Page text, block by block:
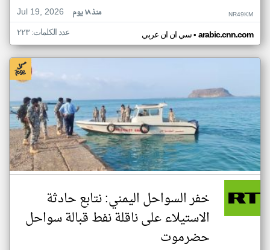
Jul 19, 2026
منذ ١٨ يوم NR49KM
سي ان ان عربي• arabic.cnn.com عدد الكلمات: ٢٢٣
خفر السواحل اليمني: نتابع حادثة
الاستيلاء على ناقلة نفط قبالة سواحل
حضرموت